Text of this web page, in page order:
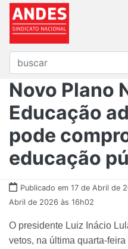
Novo Plano
Educação
pode
educação
Publicado em 17 de Abril de
Abril de 2026 às 16h02
O presidente Luiz Inácio
vetos, na última quarta-